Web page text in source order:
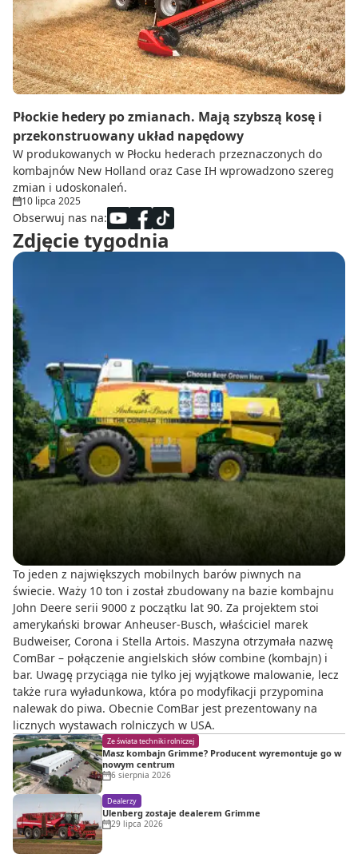
Do zbioru
Rolnictwo precyzyjne
Dealerzy
Ze świata techniki rolniczej
Płockie hedery po zmianach. Mają szybszą kosę i
przekonstruowany układ napędowy
W produkowanych w Płocku hederach przeznaczonych do
kombajnów New Holland oraz Case IH wprowadzono szereg
zmian i udoskonaleń.
10 lipca 2025
Obserwuj nas na:
Zdjęcie tygodnia
To jeden z największych mobilnych barów piwnych na
świecie. Waży 10 ton i został zbudowany na bazie kombajnu
John Deere serii 9000 z początku lat 90. Za projektem stoi
amerykański browar Anheuser-Busch, właściciel marek
Budweiser, Corona i Stella Artois. Maszyna otrzymała nazwę
ComBar – połączenie angielskich słów combine (kombajn) i
bar. Uwagę przyciąga nie tylko jej wyjątkowe malowanie, lecz
także rura wyładunkowa, która po modyfikacji przypomina
nalewak do piwa. Obecnie ComBar jest prezentowany na
licznych wystawach rolniczych w USA.
Ze świata techniki rolniczej
Masz kombajn Grimme? Producent wyremontuje go w
nowym centrum
6 sierpnia 2026
Dealerzy
Ulenberg zostaje dealerem Grimme
29 lipca 2026